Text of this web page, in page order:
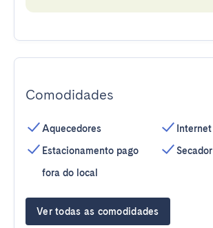
Comodidades
Aquecedores
Estacionamento pago
fora do local
Ver todas as comodidades